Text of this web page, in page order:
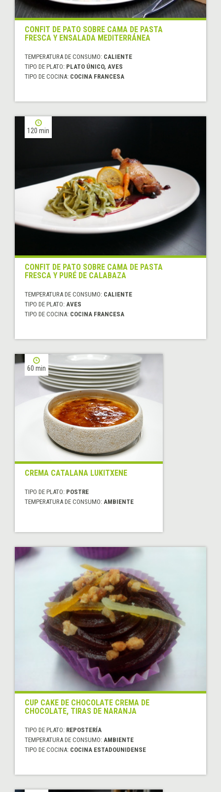
CONFIT DE PATO SOBRE CAMA DE PASTA
FRESCA Y ENSALADA MEDITERRÁNEA
TEMPERATURA DE CONSUMO: CALIENTE
TIPO DE PLATO: PLATO ÚNICO, AVES
TIPO DE COCINA: COCINA FRANCESA
120 min
CONFIT DE PATO SOBRE CAMA DE PASTA
FRESCA Y PURÉ DE CALABAZA
TEMPERATURA DE CONSUMO: CALIENTE
TIPO DE PLATO: AVES
TIPO DE COCINA: COCINA FRANCESA
60 min
CREMA CATALANA LUKITXENE
TIPO DE PLATO: POSTRE
TEMPERATURA DE CONSUMO: AMBIENTE
CUP CAKE DE CHOCOLATE CREMA DE
CHOCOLATE, TIRAS DE NARANJA
TIPO DE PLATO: REPOSTERÍA
TEMPERATURA DE CONSUMO: AMBIENTE
TIPO DE COCINA: COCINA ESTADOUNIDENSE